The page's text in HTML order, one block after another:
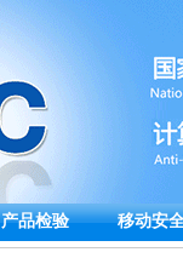
产品检验 移动安